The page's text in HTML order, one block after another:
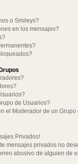
o Smileys?
en los mensajes?
de Usuarios?
el Moderador de un Grupo
Privados!
mensajes privados no
abusivo de alguien de